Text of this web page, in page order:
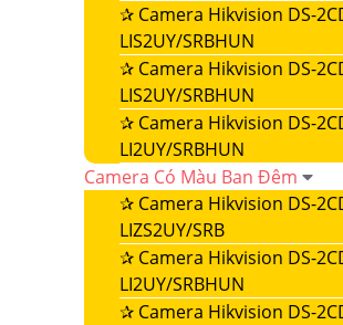
✰ Camera Hikvision DS-
LIS2UY/SRBHUN
✰ Camera Hikvision DS-
LIS2UY/SRBHUN
✰ Camera Hikvision DS-
LI2UY/SRBHUN
Camera Có Màu Ban Đêm
✰ Camera Hikvision DS-
LIZS2UY/SRB
✰ Camera Hikvision DS-
LI2UY/SRBHUN
✰ Camera Hikvision DS-